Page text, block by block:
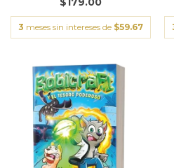
3 meses sin intereses de $59.67